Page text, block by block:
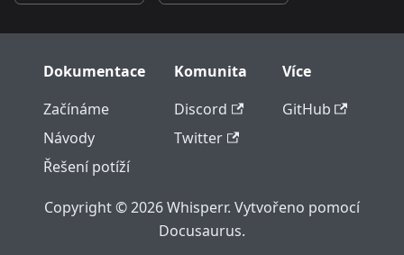
Dokumentace
Začínáme
Návody
Řešení potíží
Komunita
Discord
Twitter
Více
GitHub
Copyright © 2026 Whisperr. Vytvořeno pomocí
Docusaurus.